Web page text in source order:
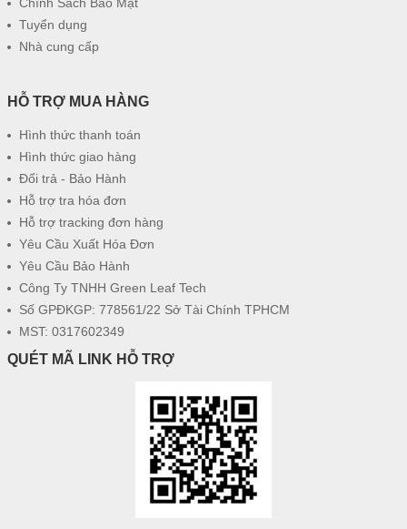
Chính Sách Bảo Mật
Tuyển dụng
Nhà cung cấp
HỖ TRỢ MUA HÀNG
Hình thức thanh toán
Hình thức giao hàng
Đổi trả - Bảo Hành
Hỗ trợ tra hóa đơn
Hỗ trợ tracking đơn hàng
Yêu Cầu Xuất Hóa Đơn
Yêu Cầu Bảo Hành
Công Ty TNHH Green Leaf Tech
Số GPĐKGP: 778561/22 Sở Tài Chính TPHCM
MST: 0317602349
QUÉT MÃ LINK HỖ TRỢ